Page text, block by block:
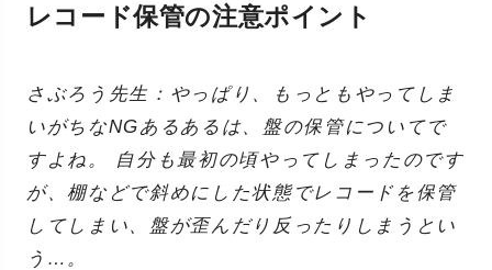
レコード保管の注意ポイント
さぶろう先生：やっぱり、もっともやってしま
いがちなNGあるあるは、盤の保管についてで
すよね。 自分も最初の頃やってしまったのです
が、棚などで斜めにした状態でレコードを保管
してしまい、盤が歪んだり反ったりしまうとい
う…。